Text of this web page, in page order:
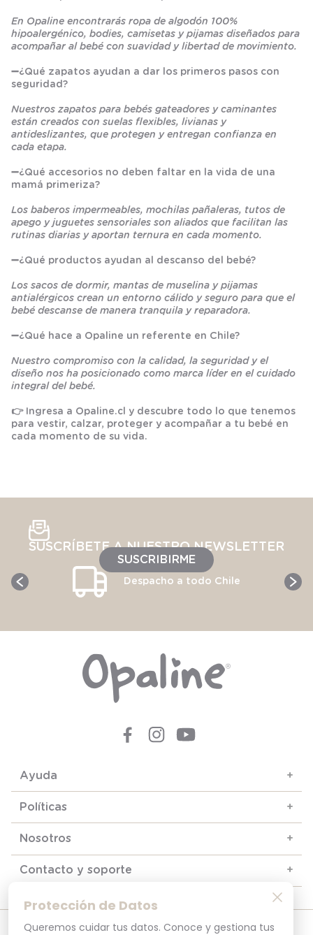
Protección de Datos
Queremos cuidar tus datos. Conoce y gestiona tus
En Opaline encontrarás ropa de algodón 100%
hipoalergénico, bodies, camisetas y pijamas diseñados para
acompañar al bebé con suavidad y libertad de movimiento.
➖¿Qué zapatos ayudan a dar los primeros pasos con
seguridad?
Nuestros zapatos para bebés gateadores y caminantes
están creados con suelas flexibles, livianas y
antideslizantes, que protegen y entregan confianza en
cada etapa.
➖¿Qué accesorios no deben faltar en la vida de una
mamá primeriza?
Los baberos impermeables, mochilas pañaleras, tutos de
apego y juguetes sensoriales son aliados que facilitan las
rutinas diarias y aportan ternura en cada momento.
➖¿Qué productos ayudan al descanso del bebé?
Los sacos de dormir, mantas de muselina y pijamas
antialérgicos crean un entorno cálido y seguro para que el
bebé descanse de manera tranquila y reparadora.
➖¿Qué hace a Opaline un referente en Chile?
Nuestro compromiso con la calidad, la seguridad y el
diseño nos ha posicionado como marca líder en el cuidado
integral del bebé.
👉 Ingresa a Opaline.cl y descubre todo lo que tenemos
para vestir, calzar, proteger y acompañar a tu bebé en
cada momento de su vida.
SUSCRÍBETE A NUESTRO NEWSLETTER
SUSCRIBIRME
Despacho a todo Chile
Ayuda +
Políticas +
Nosotros +
Contacto y soporte +
© 2025. Todos los derechos reservados